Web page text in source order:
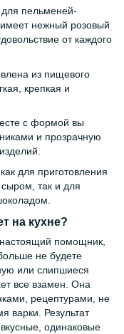
пельменей-
нежный розовый
от каждого
​​из пищевого
крепкая и
с формой вы
и прозрачную
для приготовления
так и для
на кухне?
помощник,
не будете
или слипшиеся
все взамен. Она
рецептурами, не
варки. Результат
одинаковые